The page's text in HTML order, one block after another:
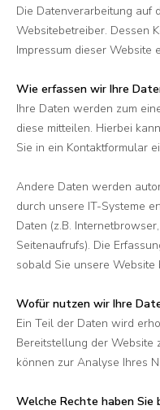
Die Datenverarbeitung auf
Websitebetreiber. Dessen
Impressum dieser Website
Wie erfassen wir Ihre
Ihre Daten werden zum
diese mitteilen. Hierbei
Sie in ein Kontaktformular
Andere Daten werden
durch unsere IT-Systeme
Daten (z.B.
Seitenaufrufs). Die
sobald Sie unsere Website
Wofür nutzen wir Ihre
Ein Teil der Daten wird
Bereitstellung der Website
können zur Analyse Ihres
Welche Rechte haben Sie